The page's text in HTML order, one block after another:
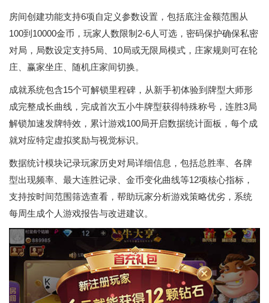
房间创建功能支持6项自定义参数设置，包括底注金额范围从
100到10000金币，玩家人数限制2-6人可选，密码保护确保私密
对局，局数设定支持5局、10局或无限局模式，庄家规则可在轮
庄、赢家坐庄、随机庄家间切换。
成就系统包含15个可解锁里程碑，从新手初体验到牌型大师形
成完整成长曲线，完成首次五小牛牌型获得特殊称号，连胜3局
解锁加速发牌特效，累计游戏100局开启数据统计面板，每个成
就对应特定虚拟奖励与视觉标识。
数据统计模块记录玩家历史对局详细信息，包括总胜率、各牌
型出现频率、最大连胜记录、金币变化曲线等12项核心指标，
支持按时间范围筛选查看，帮助玩家分析游戏策略优劣，系统
每周生成个人游戏报告与改进建议。